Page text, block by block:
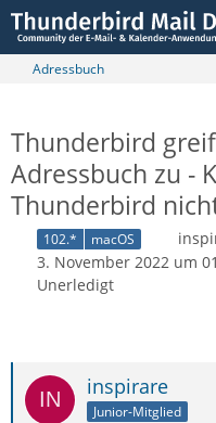
Adressbuch
Thunderbird
Adressbuch zu -
Thunderbird
102.* macOS
3. November 2022 um
Unerledigt
inspirare
Junior-Mitglied